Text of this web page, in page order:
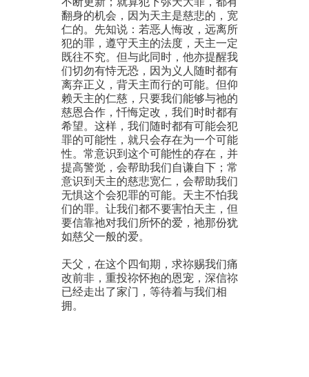
翻身的机会，因为天主是慈悲的，宽
仁的。先知说：若恶人悔改，远离所
犯的罪，遵守天主的法度，天主一定
既往不究。但与此同时，他亦提醒我
们切勿有恃无恐，因为义人随时都有
离弃正义，背天主而行的可能。但仰
赖天主的仁慈，只要我们能够与祂的
慈恩合作，忏悔定改，我们时时都有
希望。这样，我们随时都有可能会犯
罪的可能性，就只会存在为一个可能
性。常意识到这个可能性的存在，并
提高警觉，会帮助我们自谦自下；常
意识到天主的慈悲宽仁，会帮助我们
无惧这个会犯罪的可能。天主不怕我
们的罪。让我们都不要害怕天主，但
要信靠祂对我们所怀的爱，祂那份犹
如慈父一般的爱。
天父，在这个四旬期，求祢赐我们痛
改前非，重投祢怀抱的恩宠，深信祢
已经走出了家门，等待着与我们相
拥。